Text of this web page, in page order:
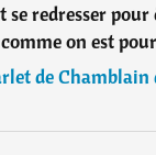
se redresser
on est
de